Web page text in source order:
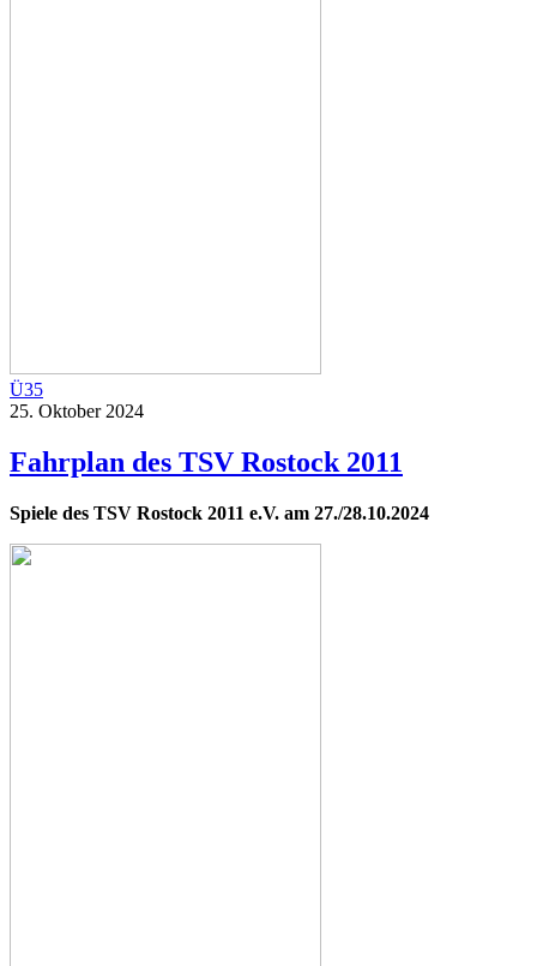
Ü35
25. Oktober 2024
Fahrplan des TSV Rostock 2011
Spiele des TSV Rostock 2011 e.V. am 27./28.10.2024